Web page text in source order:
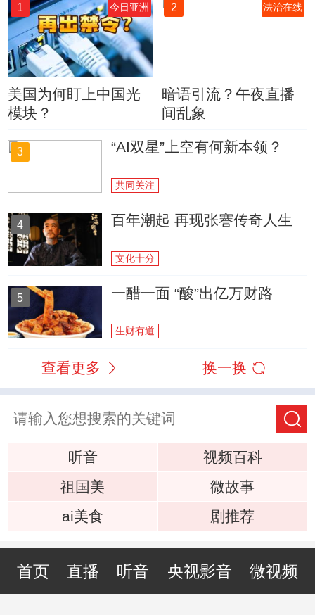
1 今日亚洲
美国为何盯上中国光
模块？
2 法治在线
暗语引流？午夜直播
间乱象
3 “AI双星”上空有何新本领？
共同关注
4 百年潮起 再现张謇传奇人生
文化十分
5 一醋一面 “酸”出亿万财路
生财有道
查看更多 换一换
听音
视频百科
祖国美
微故事
ai美食
剧推荐
首页 直播 听音 央视影音 微视频